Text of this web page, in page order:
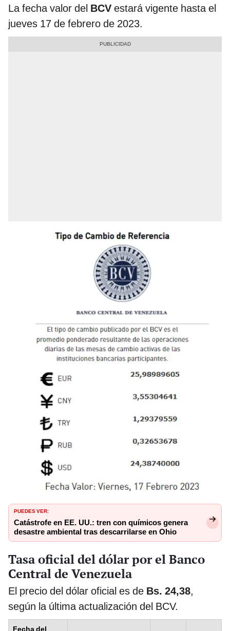
La fecha valor del BCV estará vigente hasta el
jueves 17 de febrero de 2023.
PUEDES VER:
Catástrofe en EE. UU.: tren con químicos genera
desastre ambiental tras descarrilarse en Ohio
Tasa oficial del dólar por el Banco
Central de Venezuela
El precio del dólar oficial es de Bs. 24,38,
según la última actualización del BCV.
Fecha del